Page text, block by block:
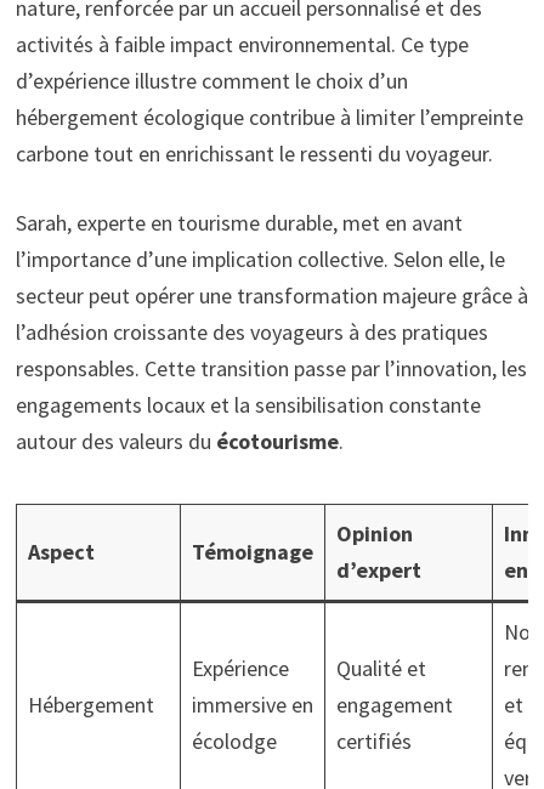
nature, renforcée par un accueil personnalisé et des
activités à faible impact environnemental. Ce type
d’expérience illustre comment le choix d’un
hébergement écologique contribue à limiter l’empreinte
carbone tout en enrichissant le ressenti du voyageur.
Sarah, experte en tourisme durable, met en avant
l’importance d’une implication collective. Selon elle, le
secteur peut opérer une transformation majeure grâce à
l’adhésion croissante des voyageurs à des pratiques
responsables. Cette transition passe par l’innovation, les
engagements locaux et la sensibilisation constante
autour des valeurs du écotourisme.
Aspect Témoignage
Opinion
d’expert
en
Hébergement
Expérience
immersive en
écolodge
Qualité et
engagement
certifiés
et